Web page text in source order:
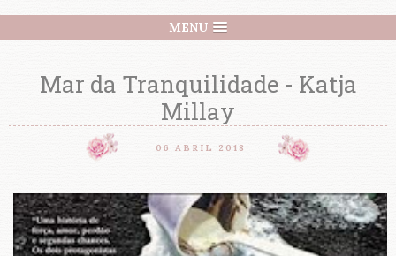
MENU
Mar da Tranquilidade - Katja
Millay
06 ABRIL 2018